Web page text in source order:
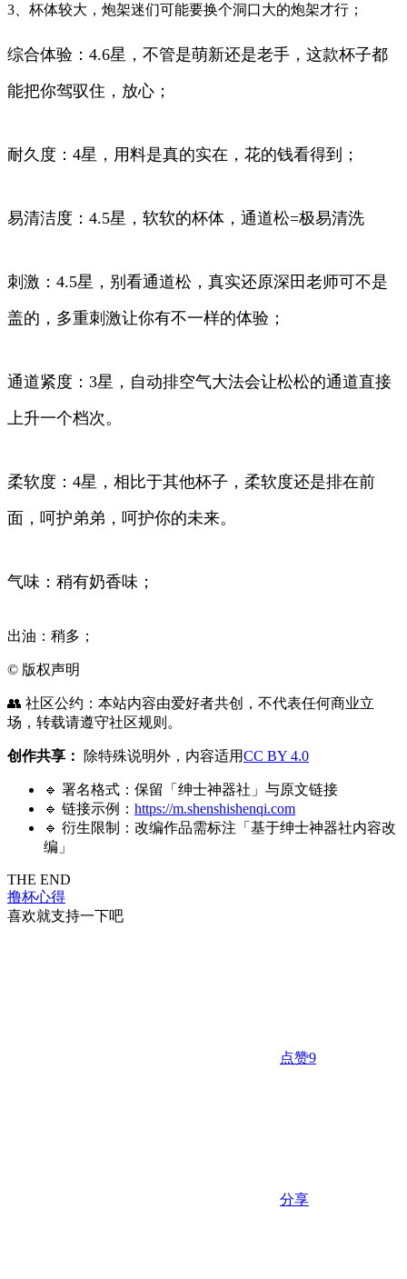
3、杯体较大，炮架迷们可能要换个洞口大的炮架才行；
综合体验：4.6星，不管是萌新还是老手，这款杯子都
能把你驾驭住，放心；
耐久度：4星，用料是真的实在，花的钱看得到；
易清洁度：4.5星，软软的杯体，通道松=极易清洗
刺激：4.5星，别看通道松，真实还原深田老师可不是
盖的，多重刺激让你有不一样的体验；
通道紧度：3星，自动排空气大法会让松松的通道直接
上升一个档次。
柔软度：4星，相比于其他杯子，柔软度还是排在前
面，呵护弟弟，呵护你的未来。
气味：稍有奶香味；
出油：稍多；
© 版权声明
👥 社区公约：本站内容由爱好者共创，不代表任何商业立
场，转载请遵守社区规则。
创作共享： 除特殊说明外，内容适用CC BY 4.0
🔹 署名格式：保留「绅士神器社」与原文链接
🔹 链接示例： https://m.shenshishenqi.com
🔹 衍生限制：改编作品需标注「基于绅士神器社内容改
编」
THE END
撸杯心得
喜欢就支持一下吧
点赞9
分享